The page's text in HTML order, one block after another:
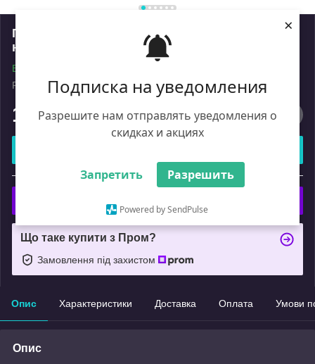
Подписка на уведомления
Разрешите нам отправлять уведомления о
скидках и акциях
Запретить Разрешить
Powered by SendPulse
×
Пила дискова 400*32*32z (2.5/4.6) Кедр
напаяная твердим сплавом ВК
В наявності
Роздріб
1 737₴
Що таке купити з Пром?
Замовлення під захистом
Опис Характеристики Доставка Оплата Умови
Опис